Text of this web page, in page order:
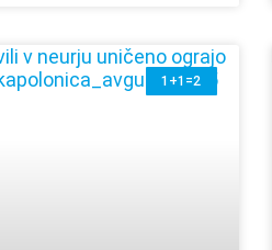
1+1=2